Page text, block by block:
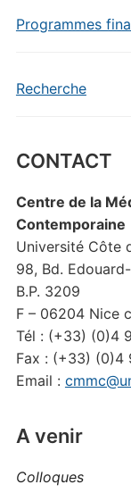
Programmes
Recherche
CONTACT
Centre de la
Contemporaine
Université Côte
98, Bd.
B.P. 3209
F – 06204 Nice
Tél : (+33) (0)4
Fax : (+33) (0)4
Email :
A venir
Colloques